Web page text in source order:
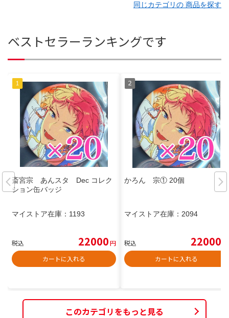
同じカテゴリの 商品を探す
ベストセラーランキングです
斎宮宗 あんスタ Dec コレク
ション缶バッジ
マイストア在庫： 1193
税込 22000円
カートに入れる
かろん 宗① 20個
マイストア在庫： 2094
税込 22000
カートに入れる
このカテゴリをもっと見る